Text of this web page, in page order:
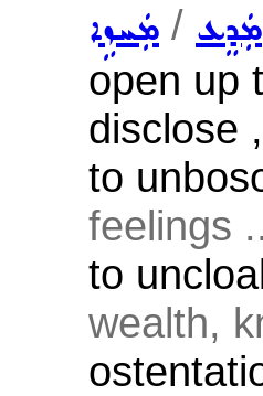
ܡܲܚܙܹܐ / ܡܲܕܸܥ
open up
disclose
to
feelings
to
wealth,